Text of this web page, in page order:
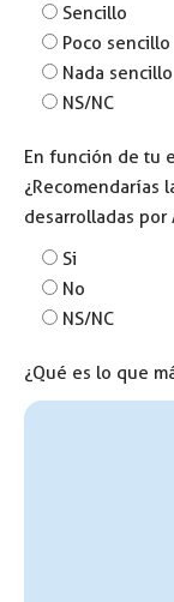
Sencillo
Poco sencillo
Nada sencillo
NS/NC
En función de tu
¿Recomendarías
desarrolladas por
Si
No
NS/NC
¿Qué es lo que